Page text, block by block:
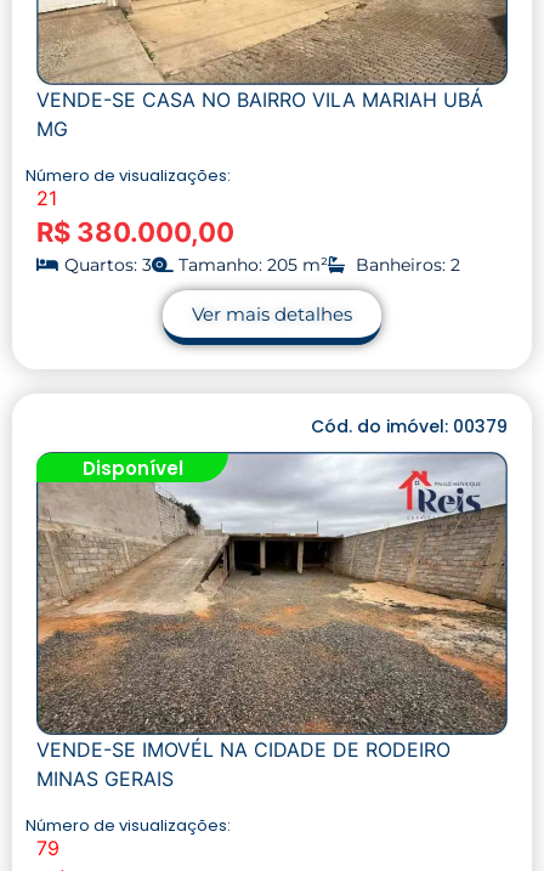
VENDE-SE CASA NO BAIRRO VILA MARIAH UBÁ
MG
Número de visualizações:
21
R$ 380.000,00
Quartos: 3 Tamanho: 205 m² Banheiros: 2
Ver mais detalhes
Cód. do imóvel: 00379
Disponível
VENDE-SE IMOVÉL NA CIDADE DE RODEIRO
MINAS GERAIS
Número de visualizações:
79